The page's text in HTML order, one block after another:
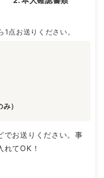
点お送りください。
）
でお送りください。事
れてOK！